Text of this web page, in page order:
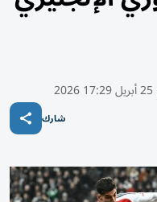
25 أبريل 17:29 2026
شارك